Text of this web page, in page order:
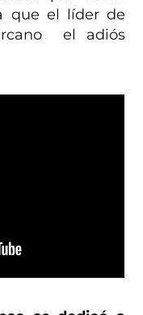
que el líder de
el adiós